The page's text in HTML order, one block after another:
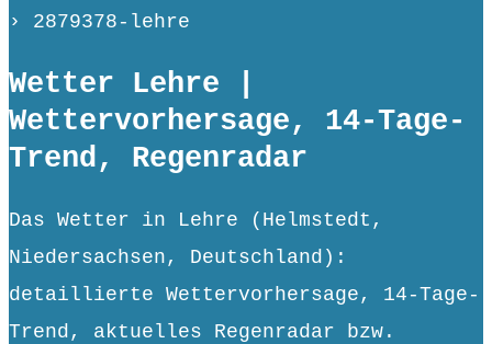
› 2879378-lehre
Wetter Lehre |
Wettervorhersage, 14-Tage-
Trend, Regenradar
Das Wetter in Lehre (Helmstedt,
Niedersachsen, Deutschland):
detaillierte Wettervorhersage, 14-Tage-
Trend, aktuelles Regenradar bzw.